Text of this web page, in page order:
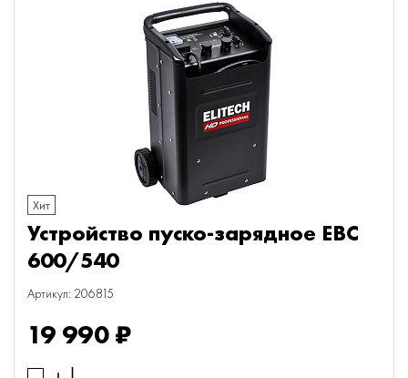
Хит
Устройство пуско-зарядное EBC
600/540
Артикул: 206815
19 990 ₽